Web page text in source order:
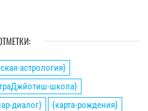
астрология}
школа}
диалог}
{карта-рождения}